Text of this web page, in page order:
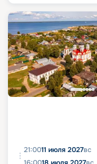
21:0011 июля 2027вс